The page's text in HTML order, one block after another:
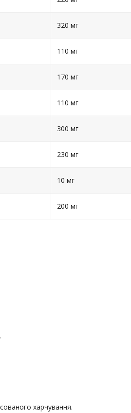
320 мг
110 мг
170 мг
110 мг
300 мг
230 мг
10 мг
200 мг
харчування.